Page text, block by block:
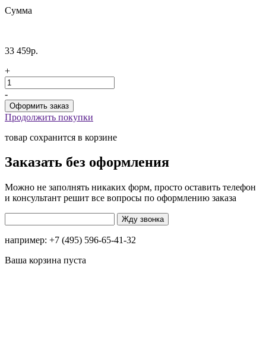
Сумма
33 459р.
+
-
Продолжить покупки
товар сохранится в корзине
Заказать без оформления
Можно не заполнять никаких форм, просто оставить телефон
и консультант решит все вопросы по оформлению заказа
например: +7 (495) 596-65-41-32
Ваша корзина пуста